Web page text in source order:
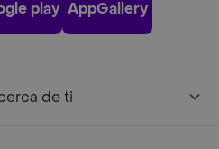
play AppGallery
de ti